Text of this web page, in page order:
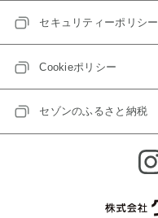
セキュリティーポリシー
Cookieポリシー
セゾンのふるさと納税